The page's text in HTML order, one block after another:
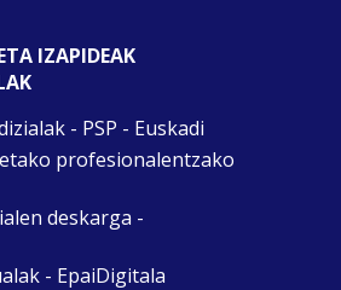
IZAPIDEAK
- PSP - Euskadi
profesionalentzako
deskarga -
- EpaiDigitala